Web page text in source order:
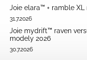
Joie elara™ + ramble XL
31.7.2026
Joie mydrift™ raven
modely 2026
30.7.2026